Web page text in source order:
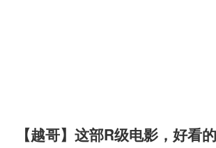
【越哥】这部R级电影，好看